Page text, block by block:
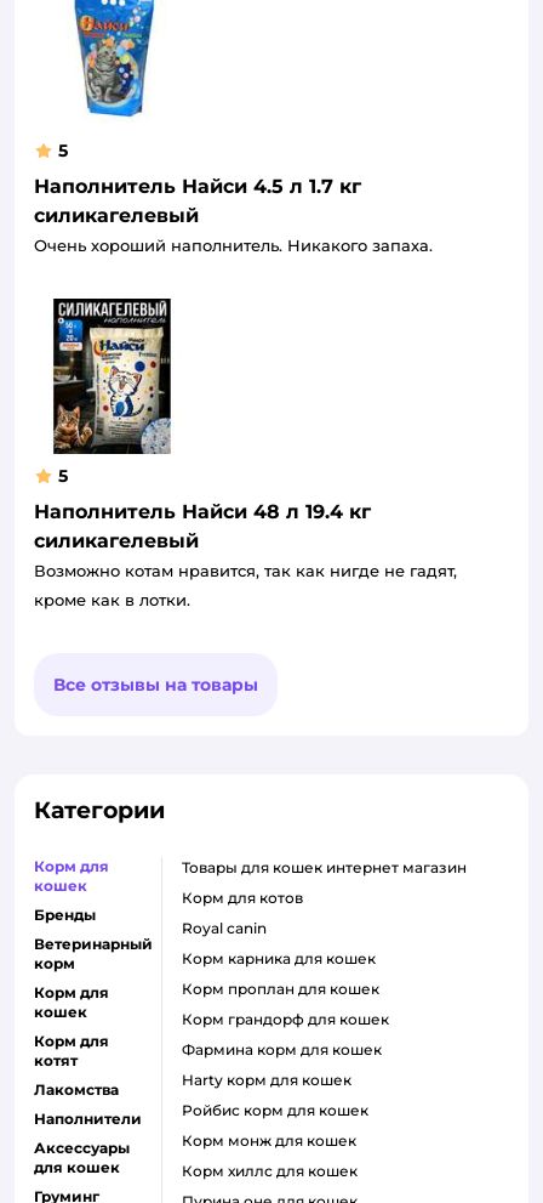
5
Наполнитель Найси 4.5 л 1.7 кг
силикагелевый
Очень хороший наполнитель. Никакого запаха.
5
Наполнитель Найси 48 л 19.4 кг
силикагелевый
Возможно котам нравится, так как нигде не гадят,
кроме как в лотки.
Все отзывы на товары
Категории
Корм для
кошек
Бренды
Ветеринарный
корм
Корм для
кошек
Корм для
котят
Лакомства
Наполнители
Аксессуары
для кошек
Груминг
товары для кошек интернет магазин
корм для котов
royal canin
корм карника для кошек
корм проплан для кошек
корм грандорф для кошек
фармина корм для кошек
harty корм для кошек
ройбис корм для кошек
корм монж для кошек
корм хиллс для кошек